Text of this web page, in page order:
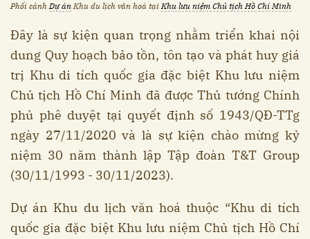
Phối cảnhDự ánKhu du lịch văn hoá tạiKhu lưu niệm Chủ tịch Hồ Chí Minh
Đây là sự kiện quan trọng nhằm triển khai nội
dung Quy hoạch bảo tồn, tôn tạo và phát huy giá
trị Khu di tích quốc gia đặc biệt Khu lưu niệm
Chủ tịch Hồ Chí Minh đã được Thủ tướng Chính
phủ phê duyệt tại quyết định số 1943/QĐ-TTg
ngày 27/11/2020 và là sự kiện chào mừng kỷ
niệm 30 năm thành lập Tập đoàn T&T Group
(30/11/1993 - 30/11/2023).
Dự án Khu du lịch văn hoá thuộc “Khu di tích
quốc gia đặc biệt Khu lưu niệm Chủ tịch Hồ Chí